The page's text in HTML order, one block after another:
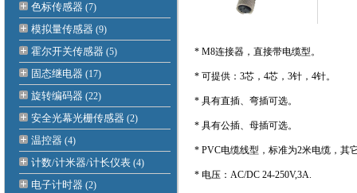
* M8连接器，直接带电缆型。
* 可提供：3芯，4芯， 3针，4针。
* 具有直插、弯插可选。
* 具有公插、母插可选。
* PVC电缆线型，标准为2米电缆，其
* 电压：AC/DC 24-250V,3A.
色标传感器 (7)
模拟量传感器 (9)
霍尔开关传感器 (5)
固态继电器 (17)
旋转编码器 (22)
安全光幕光栅传感器 (2)
温控器 (4)
计数/计米器/计长仪表 (4)
电子计时器 (2)